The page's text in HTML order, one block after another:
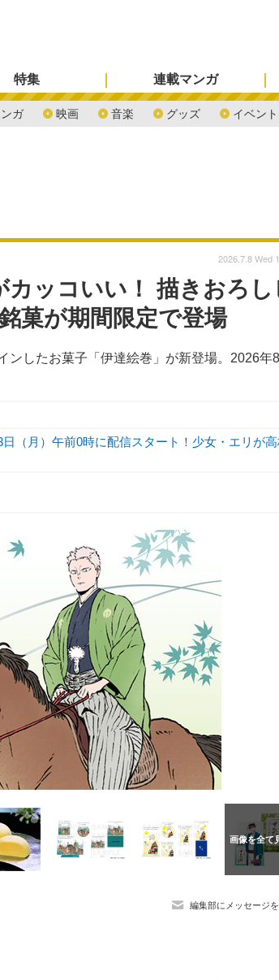
ガ 映画 音楽 グッズ イベント
特集 連載マンガ
カッコいい！ 描きおろし
菓が期間限定で登場
したお菓子「伊達絵巻」が新登場。2026年8
2026.7.8 Wed
（月）午前0時に配信スタート！少女・エリが
編集部にメッセージ